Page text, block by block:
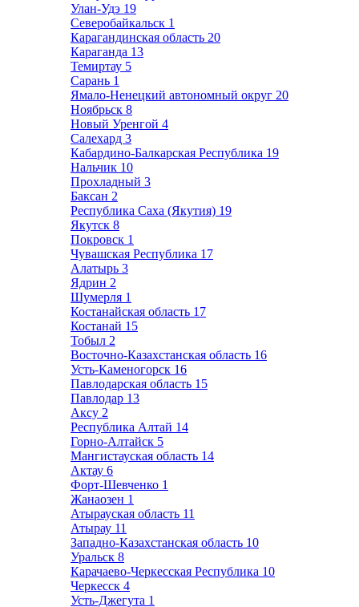
Улан-Удэ 19
Северобайкальск 1
Карагандинская область 20
Караганда 13
Темиртау 5
Сарань 1
Ямало-Ненецкий автономный округ 20
Ноябрьск 8
Новый Уренгой 4
Салехард 3
Кабардино-Балкарская Республика 19
Нальчик 10
Прохладный 3
Баксан 2
Республика Саха (Якутия) 19
Якутск 8
Покровск 1
Чувашская Республика 17
Алатырь 3
Ядрин 2
Шумерля 1
Костанайская область 17
Костанай 15
Тобыл 2
Восточно-Казахстанская область 16
Усть-Каменогорск 16
Павлодарская область 15
Павлодар 13
Аксу 2
Республика Алтай 14
Горно-Алтайск 5
Мангистауская область 14
Актау 6
Форт-Шевченко 1
Жанаозен 1
Атырауская область 11
Атырау 11
Западно-Казахстанская область 10
Уральск 8
Карачаево-Черкесская Республика 10
Черкесск 4
Усть-Джегута 1